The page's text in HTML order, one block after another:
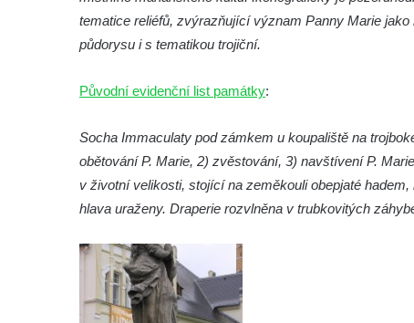
Socha Mystik v ZOO Hluboká
Reliéf Rodina a práce na budově záložny
Českých Budějovicích
Socha Krista klesajícího pod křížem u
kostela svatého Mikuláše v Českých
Budějovicích
kostela svaté Rodiny v Českých
Budějovicích
Socha S tebou v parku na Senovážném
tematice reliéfů, zvýrazňující význam Panny Marie
půdorysu i s tematikou trojiční.
Původní evidenční list památky:
Socha Immaculaty pod zámkem u koupaliště na
obětování P. Marie, 2) zvěstování, 3) navštívení P.
v životní velikosti, stojící na zeměkouli obepjaté
hlava uraženy. Draperie rozvlněna v trubkovitých